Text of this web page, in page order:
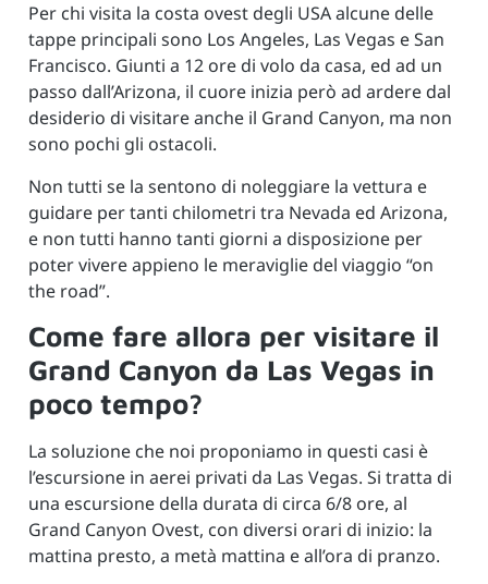
Per chi visita la costa ovest degli USA alcune delle
tappe principali sono Los Angeles, Las Vegas e San
Francisco. Giunti a 12 ore di volo da casa, ed ad un
passo dall’Arizona, il cuore inizia però ad ardere dal
desiderio di visitare anche il Grand Canyon, ma non
sono pochi gli ostacoli.
Non tutti se la sentono di noleggiare la vettura e
guidare per tanti chilometri tra Nevada ed Arizona,
e non tutti hanno tanti giorni a disposizione per
poter vivere appieno le meraviglie del viaggio “on
the road”.
Come fare allora per visitare il
Grand Canyon da Las Vegas in
poco tempo?
La soluzione che noi proponiamo in questi casi è
l’escursione in aerei privati da Las Vegas. Si tratta di
una escursione della durata di circa 6/8 ore, al
Grand Canyon Ovest, con diversi orari di inizio: la
mattina presto, a metà mattina e all’ora di pranzo.